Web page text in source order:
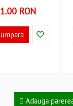
RON
Adauga